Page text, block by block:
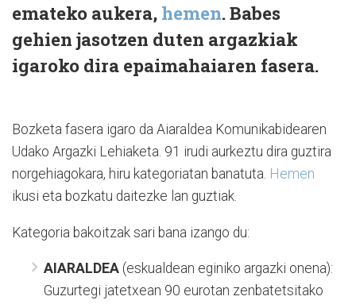
emateko aukera, hemen. Babes
gehien jasotzen duten argazkiak
igaroko dira epaimahaiaren fasera.
Bozketa fasera igaro da Aiaraldea Komunikabidearen
Udako Argazki Lehiaketa. 91 irudi aurkeztu dira guztira
norgehiagokara, hiru kategoriatan banatuta. Hemen
ikusi eta bozkatu daitezke lan guztiak.
Kategoria bakoitzak sari bana izango du:
AIARALDEA (eskualdean eginiko argazki onena):
Guzurtegi jatetxean 90 eurotan zenbatetsitako